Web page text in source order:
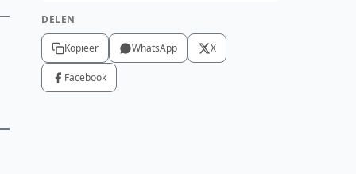
DELEN
Kopieer WhatsApp X
Facebook